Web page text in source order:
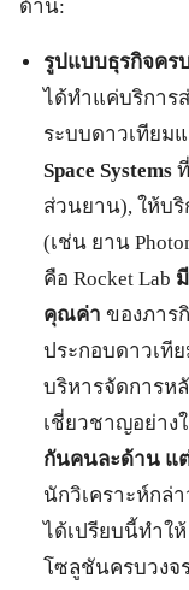
ด้าน:
รูปแบบธุรกิจคร
ได้ทำแค่บริการ
ระบบดาวเทียม
Space Systems
ส่วนยาน), ให้บริ
(เช่น ยาน
คือ Rocket Lab
คุณค่า ของภาร
ประกอบดาวเที
บริหารจัดการห
เชี่ยวชาญอย่าง
กันคนละด้าน แ
นักวิเคราะห์กล่
ได้เปรียบนี้ทำใ
โซลูชันครบวงจร